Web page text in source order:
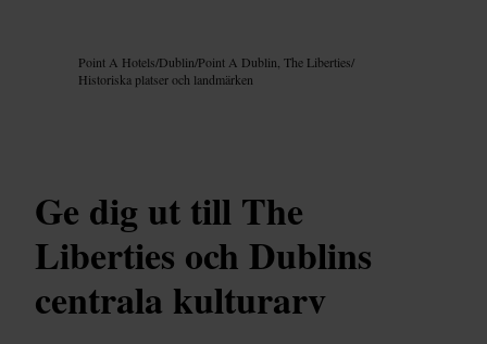
Point A Hotels/Dublin/Point A Dublin, The Liberties/
Historiska platser och landmärken
Ge dig ut till The
Liberties och Dublins
centrala kulturarv